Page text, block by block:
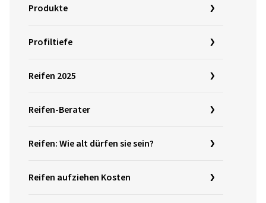
Produkte
Profiltiefe
Reifen 2025
Reifen-Berater
Reifen: Wie alt dürfen sie sein?
Reifen aufziehen Kosten